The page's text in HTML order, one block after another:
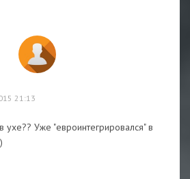
21:13
ухе?? Уже "евроинтегрировался" в